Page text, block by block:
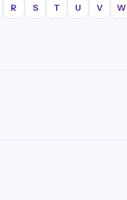
R S T U V W